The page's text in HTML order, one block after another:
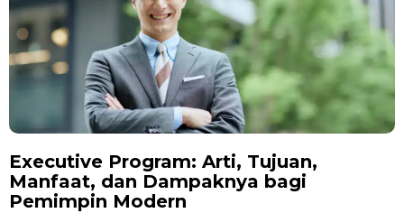
Executive Program: Arti, Tujuan,
Manfaat, dan Dampaknya bagi
Pemimpin Modern